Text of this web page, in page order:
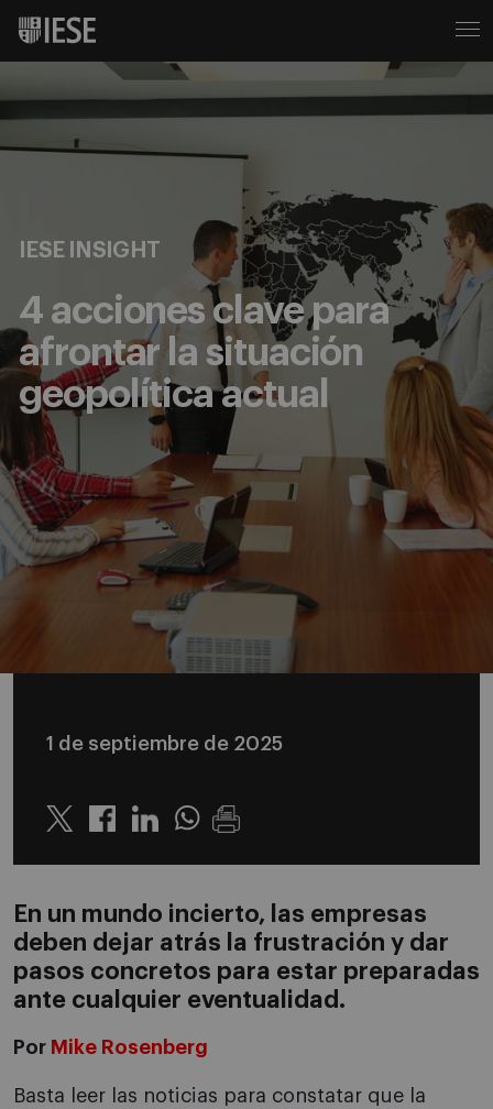
IESE INSIGHT
4 acciones clave para
afrontar la situación
geopolítica actual
1 de septiembre de 2025
Twitter LinkedinWhatsapp
En un mundo incierto, las empresas
deben dejar atrás la frustración y dar
pasos concretos para estar preparadas
ante cualquier eventualidad.
Por Mike Rosenberg
Basta leer las noticias para constatar que la